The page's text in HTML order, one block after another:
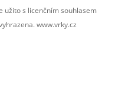
užito s licenčním souhlasem
www.vrky.cz